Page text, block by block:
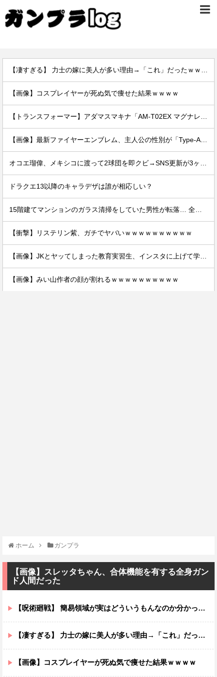
【画像】コスプレイヤーが死ぬ気で痩せた結果ｗｗｗｗ
ドラクエ13以降のキャラデザは誰が相応しい？
【衝撃】リステリン紫、ガチでヤバいｗｗｗｗｗｗｗｗｗｗ
【画像】みい山作者の顔が割れるｗｗｗｗｗｗｗｗｗｗ
ホーム ガンプラ
【画像】スレッタちゃん、合体機能を有する全身ガン
ド人間だった
【呪術廻戦】 簡易領域が実はどういうもんなのか分かってないんだが
【凄すぎる】 力士の嫁に美人が多い理由→「これ」だったｗｗｗｗｗｗｗ
【画像】コスプレイヤーが死ぬ気で痩せた結果ｗｗｗｗ